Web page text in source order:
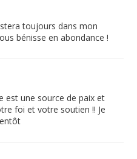
toujours dans mon
bénisse en abondance !
est une source de paix et
foi et votre soutien !! Je